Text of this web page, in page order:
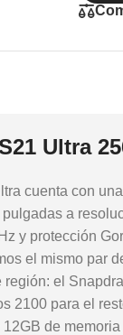
Ultra
cuenta con
a
y protección
el mismo par
región: el
2100 para el
de